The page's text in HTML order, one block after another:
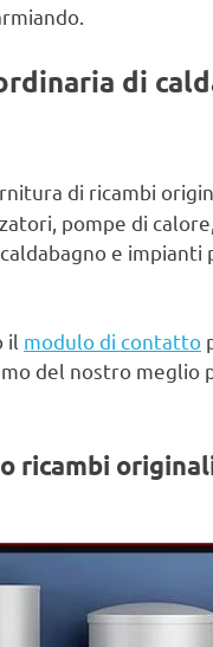
di
di ricambi
pompe di
e
il modulo di contatto
del nostro
ricambi